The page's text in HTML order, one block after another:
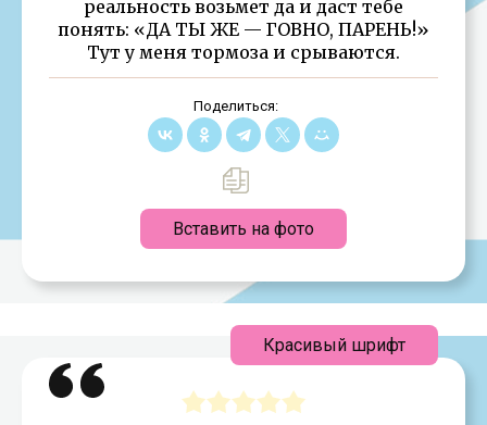
реальность возьмет да и даст тебе
понять: «ДА ТЫ ЖЕ — ГОВНО, ПАРЕНЬ!»
Тут у меня тормоза и срываются.
Поделиться:
Вставить на фото
Красивый шрифт